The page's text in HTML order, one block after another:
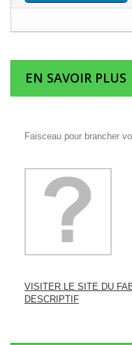
EN SAVOIR PLUS
Faisceau pour brancher
VISITER LE SITE DU
DESCRIPTIF